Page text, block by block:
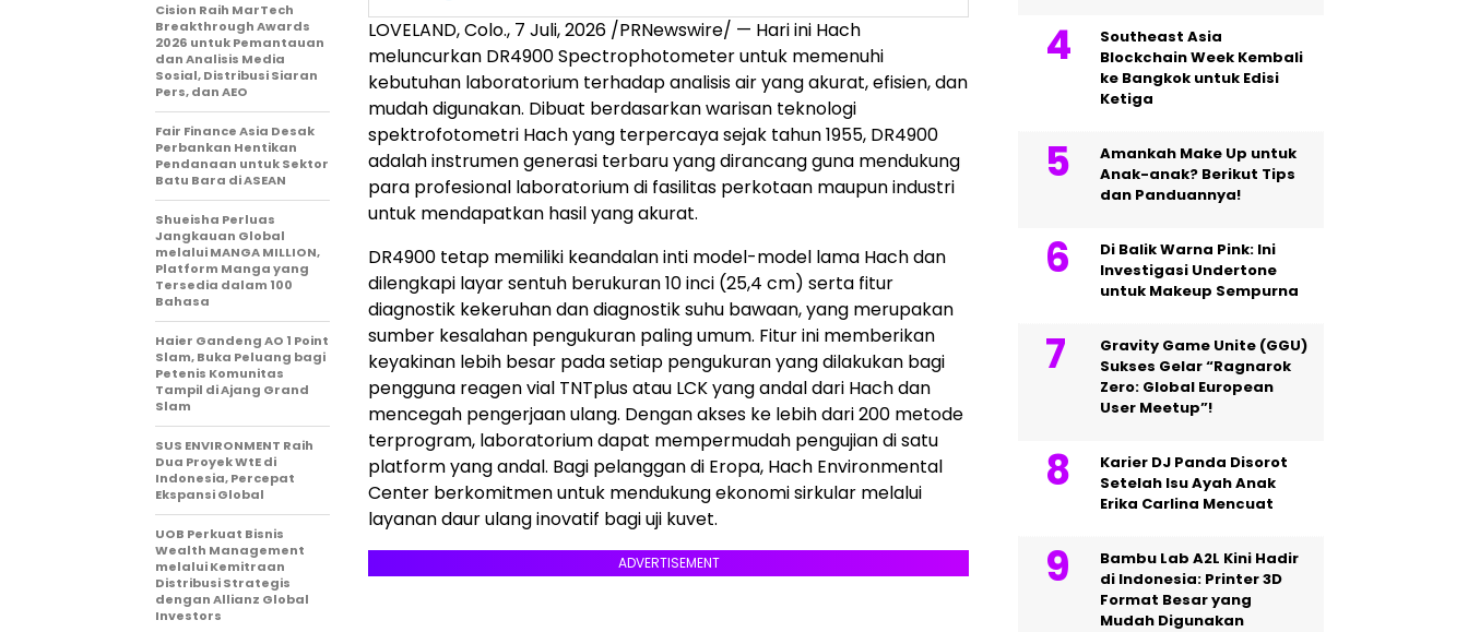
LOVELAND, Colo., 7 Juli, 2026 /PRNewswire/ — Hari ini Hach
meluncurkan DR4900 Spectrophotometer untuk memenuhi
kebutuhan laboratorium terhadap analisis air yang akurat, efisien, dan
mudah digunakan. Dibuat berdasarkan warisan teknologi
spektrofotometri Hach yang terpercaya sejak tahun 1955, DR4900
adalah instrumen generasi terbaru yang dirancang guna mendukung
para profesional laboratorium di fasilitas perkotaan maupun industri
untuk mendapatkan hasil yang akurat.
DR4900 tetap memiliki keandalan inti model-model lama Hach dan
dilengkapi layar sentuh berukuran 10 inci (25,4 cm) serta fitur
diagnostik kekeruhan dan diagnostik suhu bawaan, yang merupakan
sumber kesalahan pengukuran paling umum. Fitur ini memberikan
keyakinan lebih besar pada setiap pengukuran yang dilakukan bagi
pengguna reagen vial TNTplus atau LCK yang andal dari Hach dan
mencegah pengerjaan ulang. Dengan akses ke lebih dari 200 metode
terprogram, laboratorium dapat mempermudah pengujian di satu
platform yang andal. Bagi pelanggan di Eropa, Hach Environmental
Center berkomitmen untuk mendukung ekonomi sirkular melalui
layanan daur ulang inovatif bagi uji kuvet.
ADVERTISEMENT
Cision Raih MarTech
Breakthrough Awards
2026 untuk Pemantauan
dan Analisis Media
Sosial, Distribusi Siaran
Pers, dan AEO
Fair Finance Asia Desak
Perbankan Hentikan
Pendanaan untuk Sektor
Batu Bara di ASEAN
Shueisha Perluas
Jangkauan Global
melalui MANGA MILLION,
Platform Manga yang
Tersedia dalam 100
Bahasa
Haier Gandeng AO 1 Point
Slam, Buka Peluang bagi
Petenis Komunitas
Tampil di Ajang Grand
Slam
SUS ENVIRONMENT Raih
Dua Proyek WtE di
Indonesia, Percepat
Ekspansi Global
UOB Perkuat Bisnis
Wealth Management
melalui Kemitraan
Distribusi Strategis
dengan Allianz Global
Investors
Southeast Asia
Blockchain Week Kembali
ke Bangkok untuk Edisi
Ketiga
Amankah Make Up untuk
Anak-anak? Berikut Tips
dan Panduannya!
Di Balik Warna Pink: Ini
Investigasi Undertone
untuk Makeup Sempurna
Gravity Game Unite (GGU)
Sukses Gelar “Ragnarok
Zero: Global European
User Meetup”!
Karier DJ Panda Disorot
Setelah Isu Ayah Anak
Erika Carlina Mencuat
Bambu Lab A2L Kini Hadir
di Indonesia: Printer 3D
Format Besar yang
Mudah Digunakan